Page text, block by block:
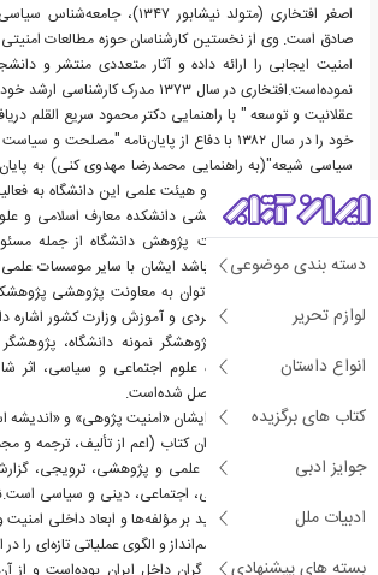
دسته بندی موضوعی
لوازم تحریر
انواع داستان
کتاب های برگزیده
جوایز ادبی
ادبیات ملل
بسته های پیشنهادی
اصغر افتخاری (متولد نیشابور ۱۳۴۷)،
صادق است. وی از نخستین کارشناسان حوزه مطالعات
امنیت ایجابی را ارائه داده و آثار متعددی منتشر و
نموده‌است.افتخاری در سال ۱۳۷۳ مدرک
عقلانیت و توسعه " با راهنمایی دکتر محمود سریع القلم
خود را در سال ۱۳۸۲ با دفاع از پایان‌نامه "مصلحت و
سیاسی شیعه"(به راهنمایی محمدرضا مهدوی کنی) به پایان
زمان به بعد به عنوان عضو هیئت علمی این دانشگاه به
داده است. معاونت پژوهشی دانشکده معارف اسلامی و
تحقیقات داشگاه، معاونت پژوهش دانشگاه از جمله
دانشگاه تا سال ۱۳۹۲ می‌باشد ایشان با سایر
داشته که از آن جمله می‌توان به معاونت پژوهشی
ریاست مرکز مطالعات راهبردی و آموزش وزارت کشور اشاره
کسب افتخاراتی چون: پژوهشگر نمونه دانشگاه، پژوهشگر
صاحب نقد برتر در حوزه علوم اجتماعی و سیاسی، اثر
بین‌المللی فارابی، کتاب فصل شده‌است.
حوزه تخصصی مطالعاتی ایشان «امنیت پژوهی» و «اندیشه
علمی اوی بیش از ۶۰ عنوان کتاب (اعم از تألیف،
۲۰۰ مقاله (اعم از مقالات علمی و پژوهشی، ترویجی،
کتاب) در زمینه‌های امنیتی، اجتماعی، دینی و سیاسی
افتخاری ارائه نموده با تأکید بر مؤلفه‌ها و ابعاد داخلی
امنیت، توانسته ایده، چشم‌انداز و الگوی عملیاتی تازه‌ای را
مورد توجه عمده اندیشه گران داخل ایران بوده‌است و از